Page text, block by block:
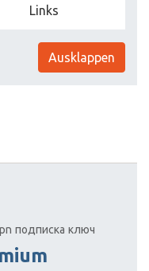
Links
Ausklappen
подписка ключ